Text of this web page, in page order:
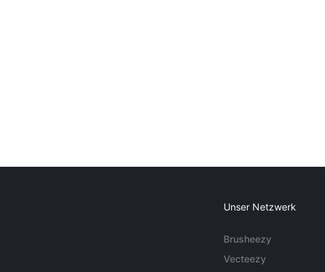
Unser Netzwerk
Brusheezy
Vecteezy